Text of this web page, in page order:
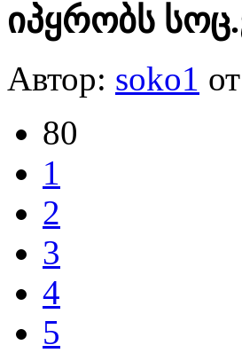
იპყრობს
Автор: soko1 от
80
1
2
3
4
5